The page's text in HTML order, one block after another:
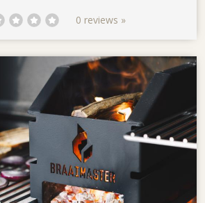
0 reviews »